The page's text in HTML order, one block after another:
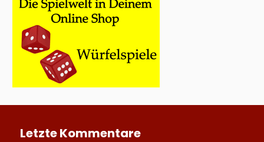
Letzte Kommentare